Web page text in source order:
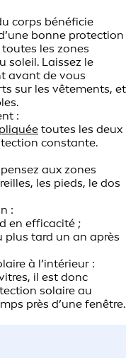
corps bénéficie
bonne protection
les zones
soleil. Laissez le
avant de vous
sur les vêtements, et
:
toutes les deux
constante.
aux zones
les pieds, le dos
:
en efficacité ;
plus tard un an après
à l’intérieur :
il est donc
solaire au
près d’une fenêtre.